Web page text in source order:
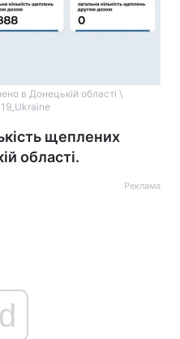
в Донецькій області \
щеплених
області.
Реклама